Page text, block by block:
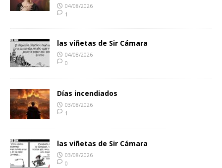
04/08/2026
1
las viñetas de Sir Cámara
04/08/2026
0
Días incendiados
03/08/2026
1
las viñetas de Sir Cámara
03/08/2026
0